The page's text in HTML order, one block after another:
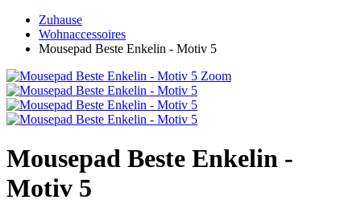
Zuhause
Wohnaccessoires
Mousepad Beste Enkelin - Motiv 5
Zoom
Mousepad Beste Enkelin -
Motiv 5